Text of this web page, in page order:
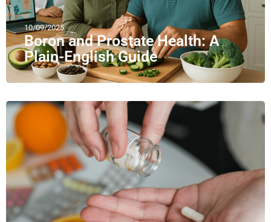
10/09/2025
Boron and Prostate Health: A
Plain-English Guide